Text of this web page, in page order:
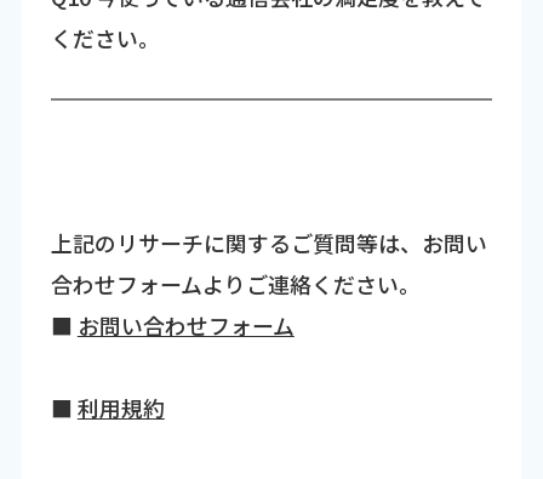
ください。
上記のリサーチに関するご質問等は、お問い
合わせフォームよりご連絡ください。
■ お問い合わせフォーム
■ 利用規約